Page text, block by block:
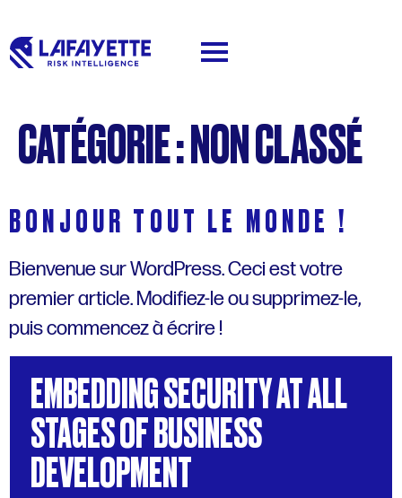
CATÉGORIE :NON CLASSÉ
BONJOUR TOUT LE MONDE !
Bienvenue sur WordPress. Ceci est votre
premier article. Modifiez-le ou supprimez-le,
puis commencez à écrire !
EMBEDDINGSECURITYATALL
STAGESOFBUSINESS
DEVELOPMENT